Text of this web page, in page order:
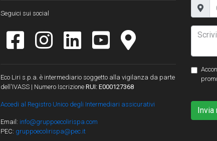
Seguici sui social
Eco Liri s.p.a. è intermediario soggetto alla vigilanza da parte
dell'IVASS | Numero Iscrizione RUI: E000127368
Accedi al Registro Unico degli Intermediari assicurativi
Email: info@gruppoecolirispa.com
PEC: gruppoecolirispa@pec.it
Invia